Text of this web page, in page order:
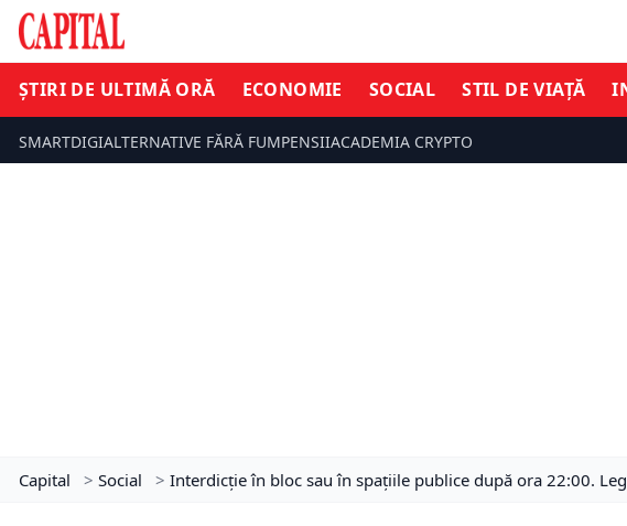
ȘTIRI DE ULTIMĂ ORĂ ECONOMIE SOCIAL STIL DE VIAȚĂ
SMARTDIGIALTERNATIVE FĂRĂ FUMPENSIIACADEMIA CRYPTO
Capital > Social > Interdicție în bloc sau în spațiile publice după ora 22:00.